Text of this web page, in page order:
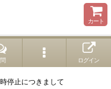
カート
ログイン
停止につきまして